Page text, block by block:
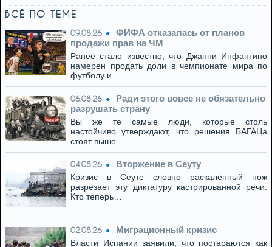
ВСЁ ПО ТЕМЕ
09.08.26
ФИФА отказалась от планов
продажи прав на ЧМ
Ранее стало известно, что Джанни Инфантино
намерен продать доли в чемпионате мира по
футболу и…
06.08.26
Ради этого вовсе не обязательно
разрушать страну
Вы же те самые люди, которые столь
настойчиво утверждают, что решения БАГАЦа
стоят выше…
04.08.26 Вторжение в Сеуту
Кризис в Сеуте словно раскалённый нож
разрезает эту диктатуру кастрированной речи.
Кто теперь…
02.08.26 Миграционный кризис
Власти Испании заявили, что постараются как